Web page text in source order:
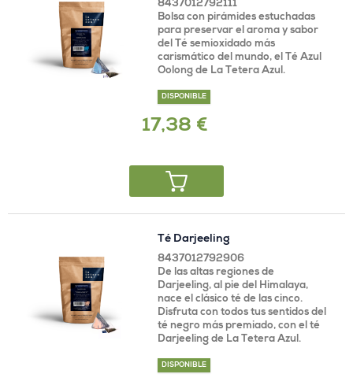
8437012792111
Bolsa con pirámides estuchadas
para preservar el aroma y sabor
del Té semioxidado más
carismático del mundo, el Té Azul
Oolong de La Tetera Azul.
DISPONIBLE
17,38 €
Té Darjeeling
8437012792906
De las altas regiones de
Darjeeling, al pie del Himalaya,
nace el clásico té de las cinco.
Disfruta con todos tus sentidos del
té negro más premiado, con el té
Darjeeling de La Tetera Azul.
DISPONIBLE